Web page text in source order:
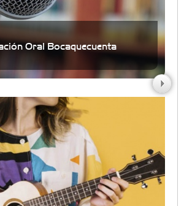
Oral Bocaquecuenta